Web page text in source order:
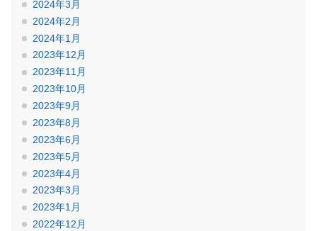
2024年3月
2024年2月
2024年1月
2023年12月
2023年11月
2023年10月
2023年9月
2023年8月
2023年6月
2023年5月
2023年4月
2023年3月
2023年1月
2022年12月